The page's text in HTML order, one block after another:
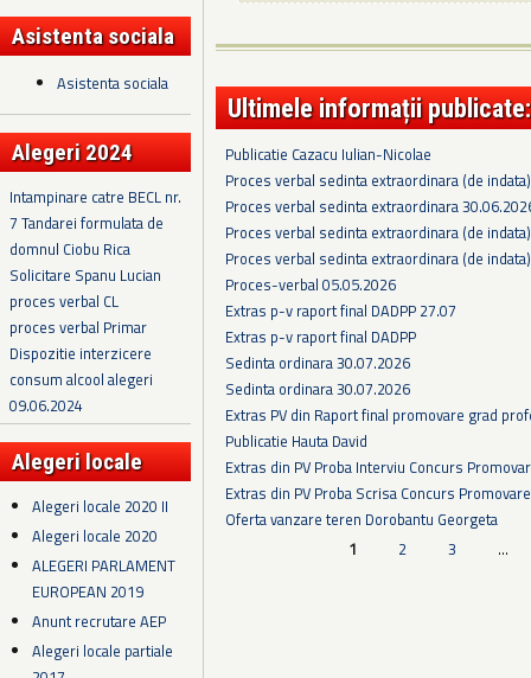
Asistenta sociala
Asistenta sociala
Alegeri 2024
Intampinare catre BECL nr.
7 Tandarei formulata de
domnul Ciobu Rica
Solicitare Spanu Lucian
proces verbal CL
proces verbal Primar
Dispozitie interzicere
consum alcool alegeri
09.06.2024
Alegeri locale
Alegeri locale 2020 II
Alegeri locale 2020
ALEGERI PARLAMENT
EUROPEAN 2019
Anunt recrutare AEP
Alegeri locale partiale
Ultimele informații publicate:
Publicatie Cazacu Iulian-Nicolae
Proces verbal sedinta extraordinara (de
Proces verbal sedinta extraordinara
Proces verbal sedinta extraordinara (de
Proces verbal sedinta extraordinara (de
Proces-verbal 05.05.2026
Extras p-v raport final DADPP 27.07
Extras p-v raport final DADPP
Sedinta ordinara 30.07.2026
Sedinta ordinara 30.07.2026
Extras PV din Raport final promovare grad
Publicatie Hauta David
Extras din PV Proba Interviu Concurs
Extras din PV Proba Scrisa Concurs
Oferta vanzare teren Dorobantu Georgeta
1 2 3 …